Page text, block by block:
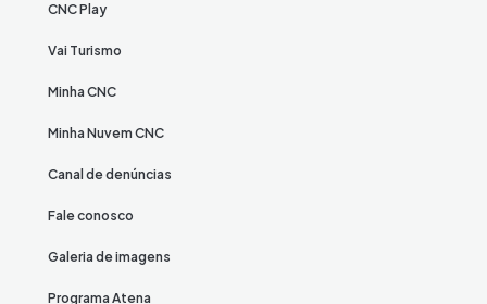
CNC Play
Vai Turismo
Minha CNC
Minha Nuvem CNC
Canal de denúncias
Fale conosco
Galeria de imagens
Programa Atena